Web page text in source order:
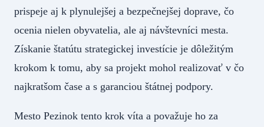
prispeje aj k plynulejšej a bezpečnejšej doprave, čo
ocenia nielen obyvatelia, ale aj návštevníci mesta.
Získanie štatútu strategickej investície je dôležitým
krokom k tomu, aby sa projekt mohol realizovať v čo
najkratšom čase a s garanciou štátnej podpory.
Mesto Pezinok tento krok víta a považuje ho za